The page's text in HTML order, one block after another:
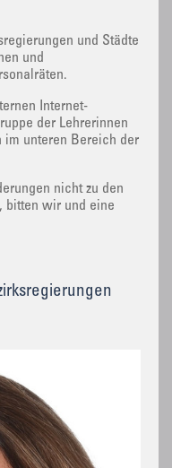
und Städte
und
Internet-
der Lehrerinnen
im unteren Bereich der
nicht zu den
bitten wir und eine